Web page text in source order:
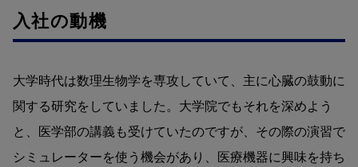
入社の動機
大学時代は数理生物学を専攻していて、主に心臓の鼓動に
関する研究をしていました。大学院でもそれを深めよう
と、医学部の講義も受けていたのですが、その際の演習で
シミュレーターを使う機会があり、医療機器に興味を持ち